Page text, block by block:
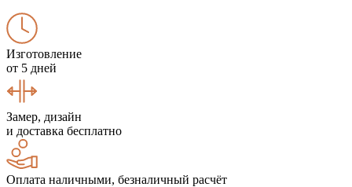
Изготовление
от 5 дней
Замер, дизайн
и доставка бесплатно
Оплата наличными, безналичный расчёт